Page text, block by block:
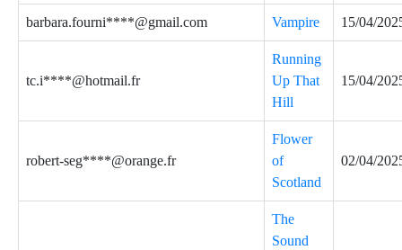
barbara.fourni****@gmail.com Vampire 15/04/
tc.i****@hotmail.fr
Running
Up That
Hill
15/04/
robert-seg****@orange.fr
Flower
of
Scotland
02/04/
The
Sound